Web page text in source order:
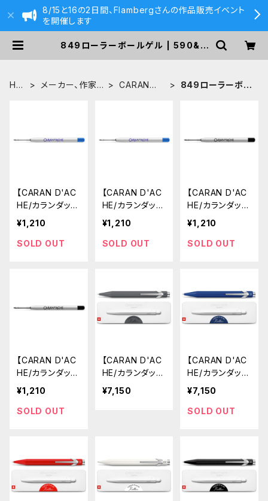
8/15と16の2日間、Flambergさんの作品販売イベント
を開催します
849ローラーボールゲル | 590&C
HO
メーカー、作家
CARAN
849ローラーボー
【CARAN D'AC
HE/カランダッシ
ュ】ローラーボ
ールカートリッ
ジ (青・F細字)
¥1,210
SOLD OUT
【CARAN D'AC
HE/カランダッシ
ュ】ローラーボ
ールカートリッ
ジ (青・M中字)
¥1,210
SOLD OUT
【CARAN D'AC
HE/カランダッシ
ュ】ローラーボ
ールカートリッ
ジ (黒・F細字)
¥1,210
SOLD OUT
【CARAN D'AC
HE/カランダッシ
ュ】ローラーボ
ールカートリッ
ジ (黒・M中字)
¥1,210
SOLD OUT
【CARAN D'AC
HE/カランダッシ
ュ】849ローラ
ーボールゲル
¥7,150
【CARAN D'AC
HE/カランダッシ
ュ】849ローラ
ーボールゲル
(マットブルー)
¥7,150
SOLD OUT